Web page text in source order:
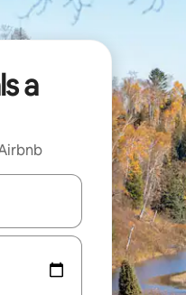
a
navegar-hi a través